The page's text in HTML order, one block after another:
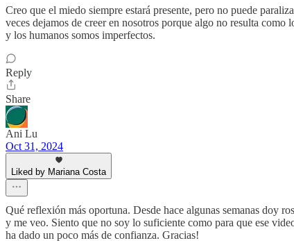
Creo que el miedo siempre estará presente, pero no puede
veces dejamos de creer en nosotros porque algo no resulta
y los humanos somos imperfectos.
Reply
Share
Ani Lu
Oct 31, 2024
Liked by Mariana Costa
Qué reflexión más oportuna. Desde hace algunas semanas doy
y me veo. Siento que no soy lo suficiente como para que ese
ha dado un poco más de confianza. Gracias!